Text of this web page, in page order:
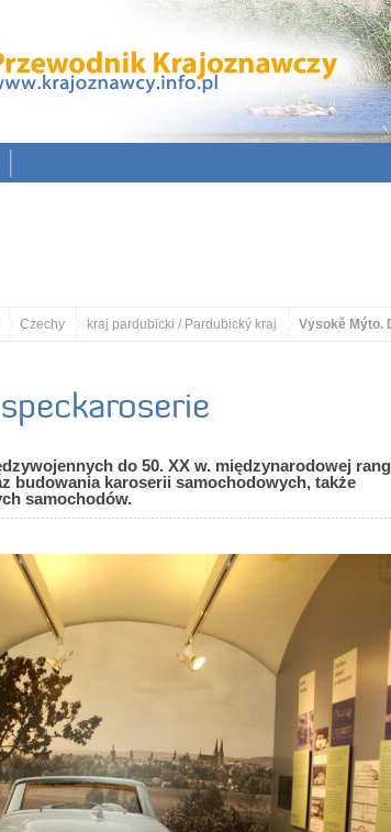
Czechy kraj pardubicki / Pardubický kraj Vysokě Mýto.
do 50. XX w. międzynarodowej
budowania karoserii samochodowych, także
samochodów.